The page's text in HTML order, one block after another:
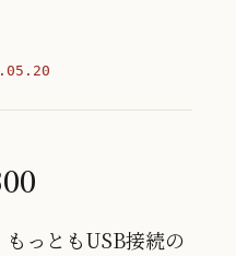
っともUSB接続の